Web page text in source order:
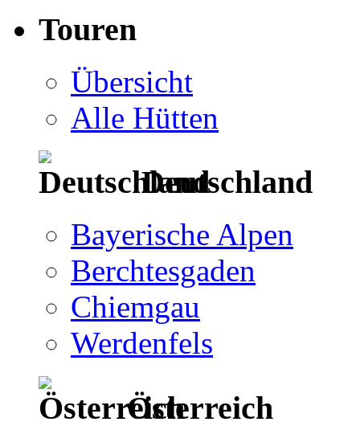
Touren
Übersicht
Alle Hütten
Deutschland
Bayerische Alpen
Berchtesgaden
Chiemgau
Werdenfels
Österreich